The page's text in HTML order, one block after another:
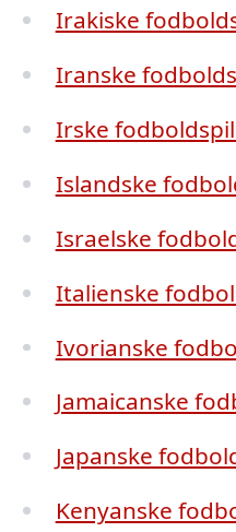
Irakiske
Iranske
Irske
Islandske
Israelske
Italienske
Ivorianske
Jamaicanske
Japanske
Kenyanske